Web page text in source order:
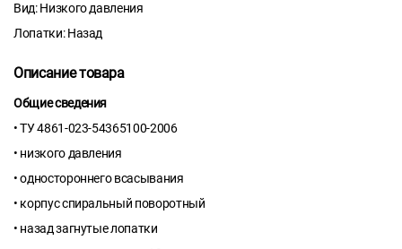
Вид: Низкого давления
Лопатки: Назад
Описание товара
Общие сведения
• ТУ 4861-023-54365100-2006
• низкого давления
• одностороннего всасывания
• корпус спиральный поворотный
• назад загнутые лопатки